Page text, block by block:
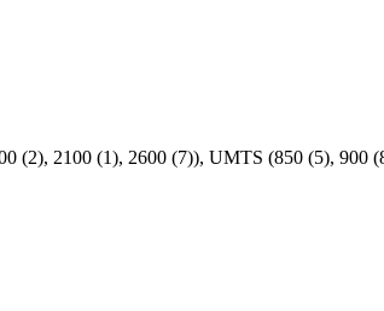
(2), 2100 (1), 2600 (7)), UMTS (850 (5), 900